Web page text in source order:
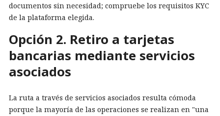
documentos sin necesidad; compruebe los requisitos KYC
de la plataforma elegida.
Opción 2. Retiro a tarjetas
bancarias mediante servicios
asociados
La ruta a través de servicios asociados resulta cómoda
porque la mayoría de las operaciones se realizan en "una